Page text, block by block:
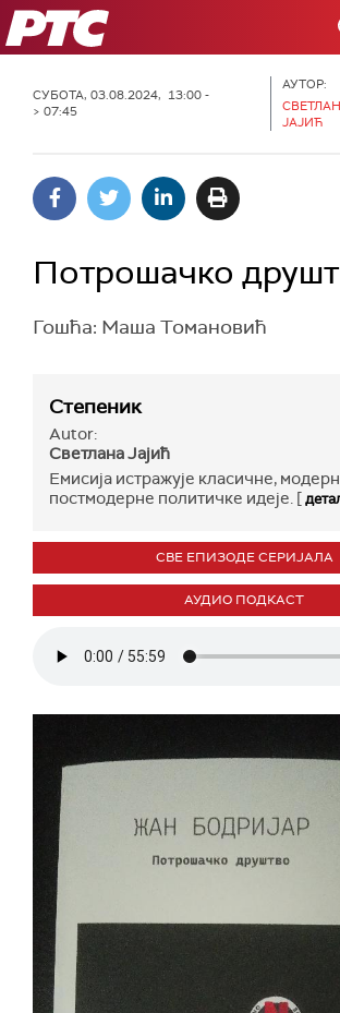
РТС
СУБОТА, 03.08.2024, 13:00 -
> 07:45
АУТОР:
ЈАЈИЋ
Потрошачко
Гошћа: Маша Томановић
Степеник
Autor:
Светлана Јајић
Емисија истражује класичне,
постмодерне политичке идеје. [
СВЕ ЕПИЗОДЕ СЕРИЈАЛА
АУДИО ПОДКАСТ